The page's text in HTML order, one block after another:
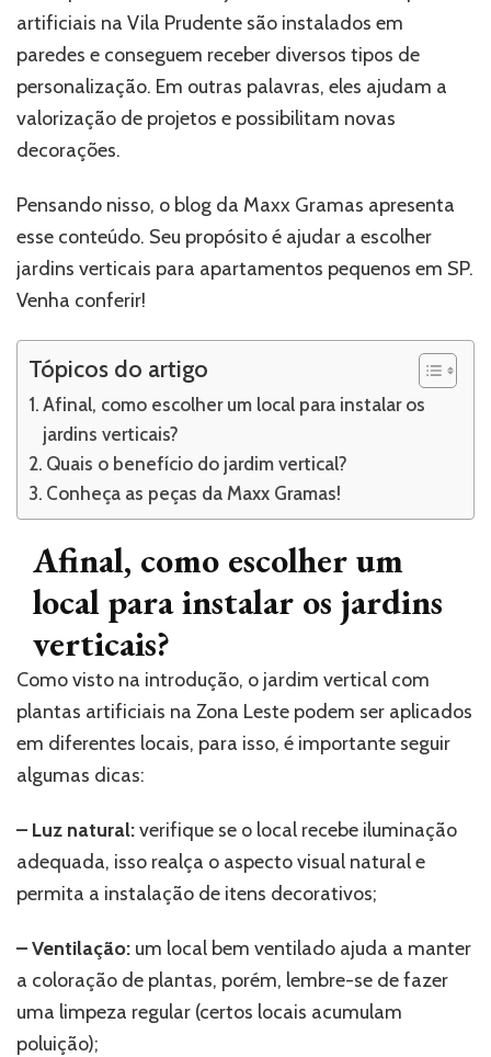
artificiais na Vila Prudente são instalados em
paredes e conseguem receber diversos tipos de
personalização. Em outras palavras, eles ajudam a
valorização de projetos e possibilitam novas
decorações.
Pensando nisso, o blog da Maxx Gramas apresenta
esse conteúdo. Seu propósito é ajudar a escolher
jardins verticais para apartamentos pequenos em SP.
Venha conferir!
Tópicos do artigo
Afinal, como escolher um local para instalar os
jardins verticais?
Quais o benefício do jardim vertical?
Conheça as peças da Maxx Gramas!
Afinal, como escolher um
local para instalar os jardins
verticais?
Como visto na introdução, o jardim vertical com
plantas artificiais na Zona Leste podem ser aplicados
em diferentes locais, para isso, é importante seguir
algumas dicas:
– Luz natural:verifique se o local recebe iluminação
adequada, isso realça o aspecto visual natural e
permita a instalação de itens decorativos;
– Ventilação: um local bem ventilado ajuda a manter
a coloração de plantas, porém, lembre-se de fazer
uma limpeza regular (certos locais acumulam
poluição);